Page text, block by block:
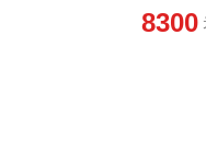
8300